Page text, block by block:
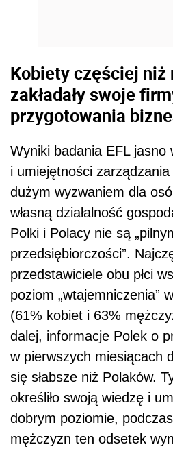
Kobiety częściej niż
zakładały swoje
przygotowania
Wyniki badania EFL jasno
i umiejętności
dużym wyzwaniem dla
własną działalność
Polki i Polacy nie są
przedsiębiorczości”.
przedstawiciele obu płci
poziom „wtajemniczenia”
(61% kobiet i 63%
dalej, informacje Polek o
w pierwszych miesiącach
się słabsze niż Polaków.
określiło swoją wiedzę i
dobrym poziomie,
mężczyzn ten odsetek